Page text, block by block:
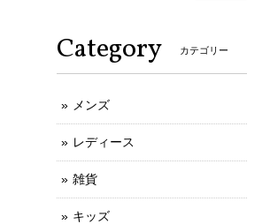
Category カテゴリー
メンズ
レディース
雑貨
キッズ